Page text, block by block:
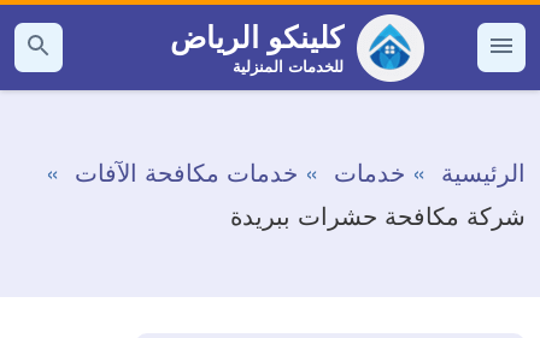
التجاوز
إلى القائمة
كلينكو الرياض
للخدمات المنزلية
بحث
عن
الرئيسية خدمات
خدمات مكافحة الآفات
شركة مكافحة حشرات ببريدة